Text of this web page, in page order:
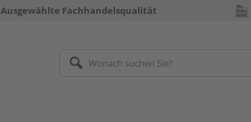
Ausgewählte Fachhandelsqualität